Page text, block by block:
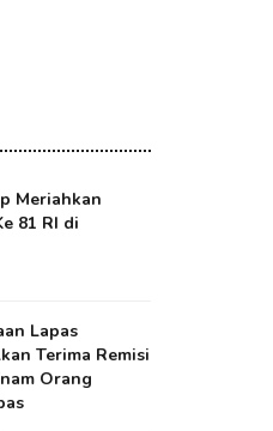
Meriahkan
81 RI di
Lapas
Terima Remisi
Orang